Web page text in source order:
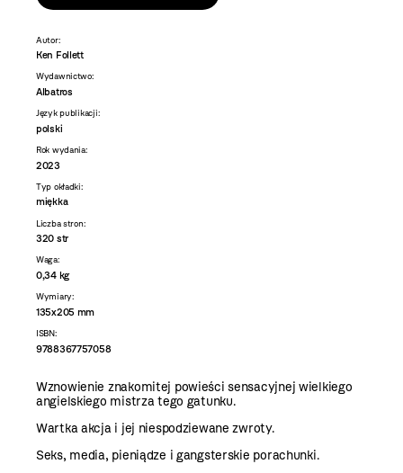
Autor:
Ken Follett
Wydawnictwo:
Albatros
Język publikacji:
polski
Rok wydania:
2023
Typ okładki:
miękka
Liczba stron:
320 str
Waga:
0,34 kg
Wymiary:
135x205 mm
ISBN:
9788367757058
Wznowienie znakomitej powieści sensacyjnej wielkiego
angielskiego mistrza tego gatunku.
Wartka akcja i jej niespodziewane zwroty.
Seks, media, pieniądze i gangsterskie porachunki.